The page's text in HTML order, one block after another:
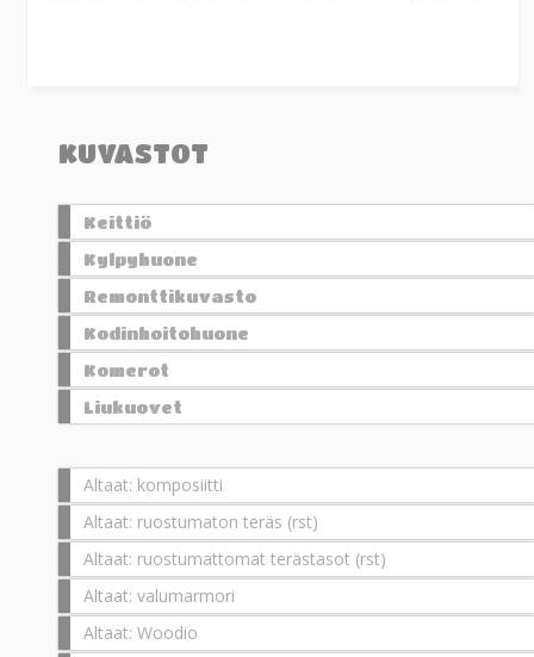
KUVASTOT
Keittiö
Kylpyhuone
Remonttikuvasto
Kodinhoitohuone
Komerot
Liukuovet
Altaat: komposiitti
Altaat: ruostumaton teräs (rst)
Altaat: ruostumattomat terästasot (rst)
Altaat: valumarmori
Altaat: Woodio